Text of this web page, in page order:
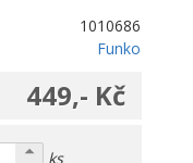
1010686
Funko
449,- Kč
ks